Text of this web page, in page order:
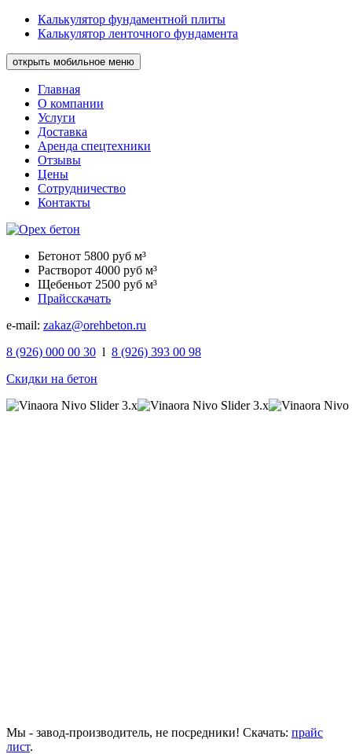
Калькулятор фундаментной плиты
Калькулятор ленточного фундамента
открыть мобильное меню
Главная
О компании
Услуги
Доставка
Аренда спецтехники
Отзывы
Цены
Сотрудничество
Контакты
Бетонот 5800 руб м³
Растворот 4000 руб м³
Щебеньот 2500 руб м³
Прайсскачать
e-mail: zakaz@orehbeton.ru
8 (926) 000 00 30 l 8 (926) 393 00 98
Скидки на бетон
Мы - завод-производитель, не посредники! Скачать: прайс
лист.